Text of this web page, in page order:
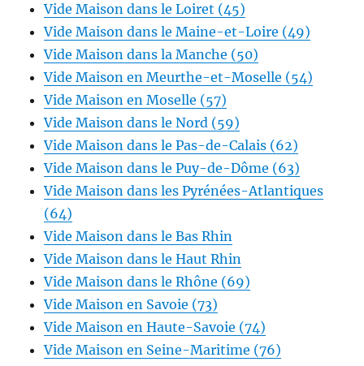
Vide Maison dans le Loiret (45)
Vide Maison dans le Maine-et-Loire (49)
Vide Maison dans la Manche (50)
Vide Maison en Meurthe-et-Moselle (54)
Vide Maison en Moselle (57)
Vide Maison dans le Nord (59)
Vide Maison dans le Pas-de-Calais (62)
Vide Maison dans le Puy-de-Dôme (63)
Vide Maison dans les Pyrénées-Atlantiques
(64)
Vide Maison dans le Bas Rhin
Vide Maison dans le Haut Rhin
Vide Maison dans le Rhône (69)
Vide Maison en Savoie (73)
Vide Maison en Haute-Savoie (74)
Vide Maison en Seine-Maritime (76)